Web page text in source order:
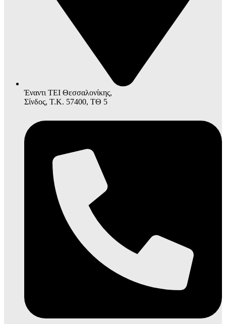
Έναντι ΤΕΙ Θεσσαλονίκης,
Σίνδος, Τ.Κ. 57400, ΤΘ 5